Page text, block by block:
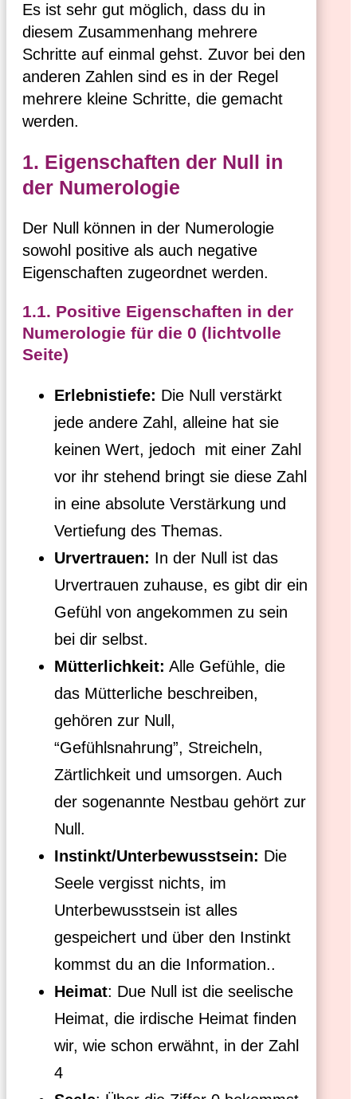
Es ist sehr gut möglich, dass du in
diesem Zusammenhang mehrere
Schritte auf einmal gehst. Zuvor bei den
anderen Zahlen sind es in der Regel
mehrere kleine Schritte, die gemacht
werden.
1. Eigenschaften der Null in
der Numerologie
Der Null können in der Numerologie
sowohl positive als auch negative
Eigenschaften zugeordnet werden.
1.1. Positive Eigenschaften in der
Numerologie für die 0 (lichtvolle
Seite)
Erlebnistiefe: Die Null verstärkt
jede andere Zahl, alleine hat sie
keinen Wert, jedoch mit einer Zahl
vor ihr stehend bringt sie diese Zahl
in eine absolute Verstärkung und
Vertiefung des Themas.
Urvertrauen: In der Null ist das
Urvertrauen zuhause, es gibt dir ein
Gefühl von angekommen zu sein
bei dir selbst.
Mütterlichkeit: Alle Gefühle, die
das Mütterliche beschreiben,
gehören zur Null,
“Gefühlsnahrung”, Streicheln,
Zärtlichkeit und umsorgen. Auch
der sogenannte Nestbau gehört zur
Null.
Instinkt/Unterbewusstsein: Die
Seele vergisst nichts, im
Unterbewusstsein ist alles
gespeichert und über den Instinkt
kommst du an die Information..
Heimat: Due Null ist die seelische
Heimat, die irdische Heimat finden
wir, wie schon erwähnt, in der Zahl
4